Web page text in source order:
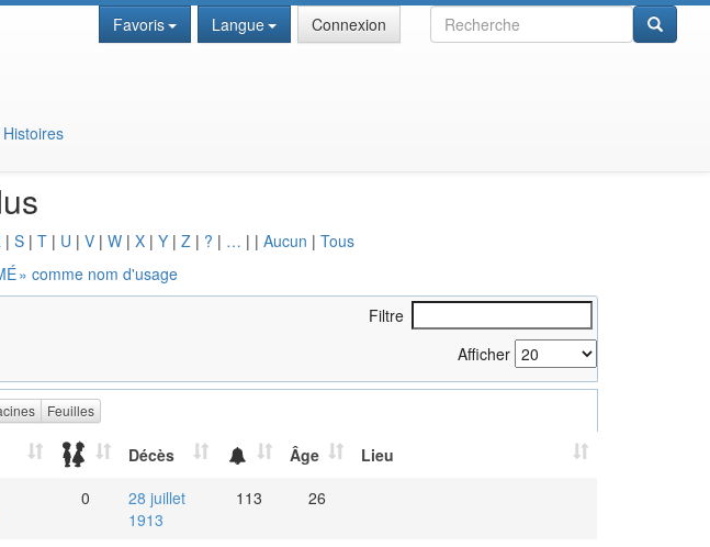
Recherche
Favoris Langue Connexion
Histoires
| S| T| U | V| W| X| Y| Z| ? | … | | Aucun | Tous
» comme nom d'usage
Filtre
Afficher
Feuilles
Décès Âge
Lieu
0
28 juillet
1913
113 26